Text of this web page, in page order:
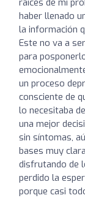
haber llenado
la información
Este no va a
para
un proceso
consciente de
lo necesitaba
una mejor
sin síntomas,
bases muy
disfrutando de
perdido la
porque casi